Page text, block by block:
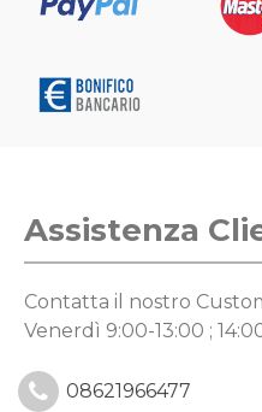
Assistenza
Contatta il nostro
Venerdì 9:00-13:00 ;
08621966477